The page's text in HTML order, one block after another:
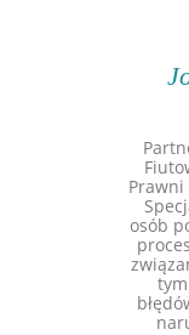
Prawni
osób